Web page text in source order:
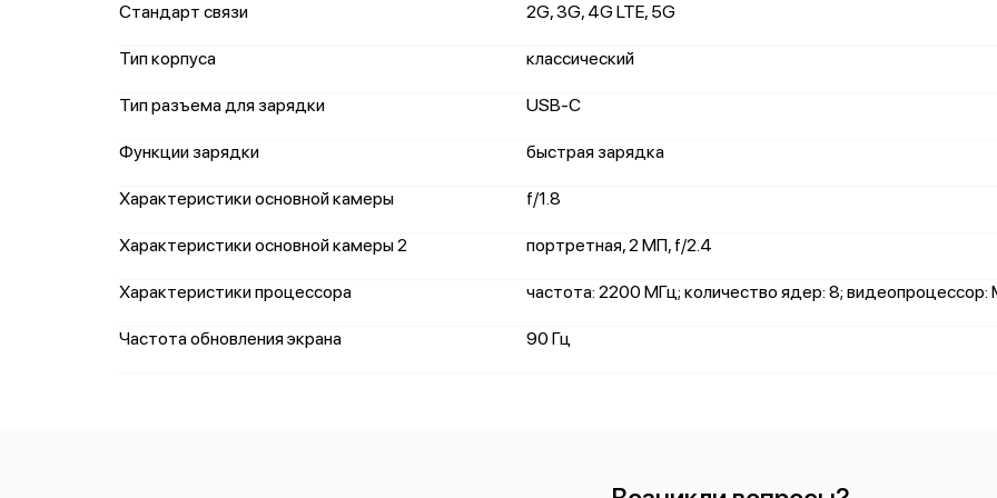
Стандарт связи 2G, 3G, 4G LTE, 5G
Тип корпуса классический
Тип разъема для зарядки USB-C
Функции зарядки быстрая зарядка
Характеристики основной камеры f/1.8
Характеристики основной камеры 2 портретная, 2 МП, f/2.4
Характеристики процессора частота: 2200 МГц; количество ядер: 8; видеопроцессор:
Частота обновления экрана 90 Гц